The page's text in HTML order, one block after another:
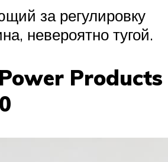
за регулировку
невероятно тугой.
Products